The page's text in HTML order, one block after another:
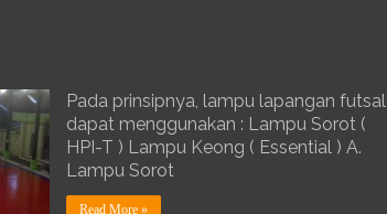
Pada prinsipnya, lampu lapangan futsal
dapat menggunakan : Lampu Sorot (
HPI-T ) Lampu Keong ( Essential ) A.
Lampu Sorot
Read More »